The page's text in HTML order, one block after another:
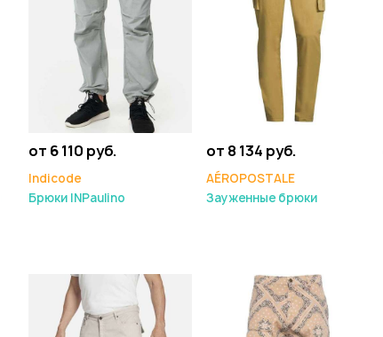
от 6 110 руб.
Indicode
Брюки INPaulino
от 8 134 руб.
AÉROPOSTALE
Зауженные брюки